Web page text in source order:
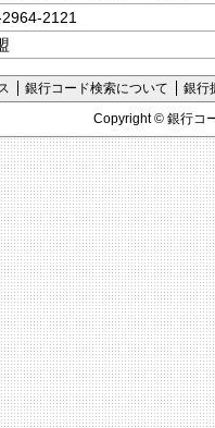
2121
銀行コード検索について
銀行
Copyright © 銀行コ